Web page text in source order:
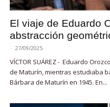
El viaje de Eduardo
abstracción
- 27/09/2025
VÍCTOR SUÁREZ - Eduardo
de Maturín, mientras estudiaba
Bárbara de Maturín en 1945. En...